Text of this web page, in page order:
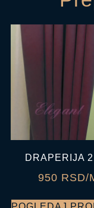
DRAPERIJA
950 RSD/